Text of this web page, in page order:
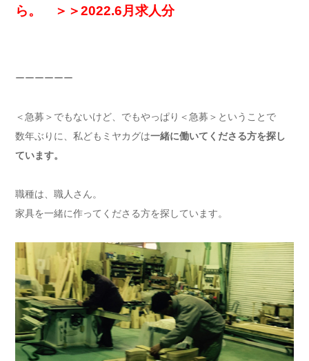
ら。 ＞＞2022.6月求人分
ーーーーーー
＜急募＞でもないけど、でもやっぱり＜急募＞ということで
数年ぶりに、私どもミヤカグは一緒に働いてくださる方を探し
ています。
職種は、職人さん。
家具を一緒に作ってくださる方を探しています。